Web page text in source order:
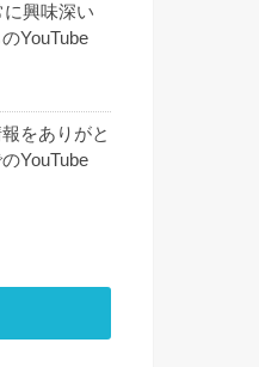
に興味深い
YouTube
をありがと
YouTube